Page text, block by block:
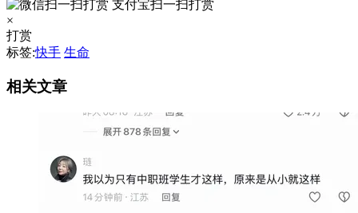
支付宝扫一扫打赏
×
打赏
标签:快手 生命
相关文章